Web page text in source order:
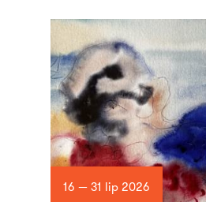
16 — 31 lip 2026